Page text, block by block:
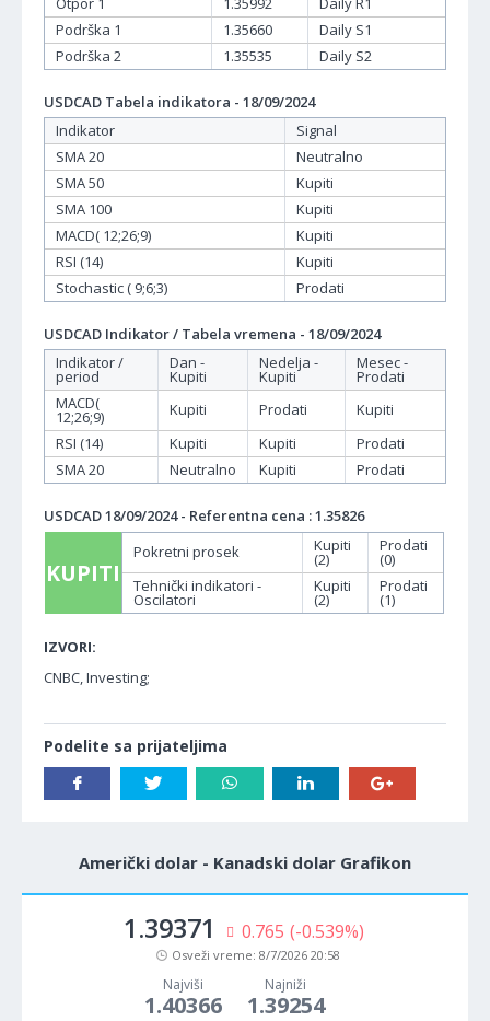
Podrška 1
1.35660
Daily S1
Podrška 2
1.35535 Daily S2
USDCAD Tabela indikatora - 18/09/2024
Indikator
Signal
SMA 20
Neutralno
SMA 50
Kupiti
SMA 100
Kupiti
MACD( 12;26;9)
Kupiti
RSI (14)
Kupiti
Stochastic ( 9;6;3)
Prodati
USDCAD Indikator / Tabela vremena - 18/09/2024
Indikator /
period
Dan -
Kupiti
Nedelja -
Kupiti
Mesec -
Prodati
MACD(
12;26;9) Kupiti Prodati
Kupiti
RSI (14)
Kupiti Kupiti
Prodati
SMA 20
Neutralno Kupiti Prodati
USDCAD 18/09/2024 - Referentna cena : 1.35826
KUPITI
Pokretni prosek Kupiti
(2)
Prodati
(0)
Tehnički indikatori -
Oscilatori
Kupiti
(2)
Prodati
(1)
IZVORI:
CNBC, Investing;
Podelite sa prijateljima
Američki dolar - Kanadski dolar Grafikon
1.39371 0.765 (-0.539%)
Osveži vreme: 8/7/2026 20:58
Najviši
1.40366
Najniži
1.39254